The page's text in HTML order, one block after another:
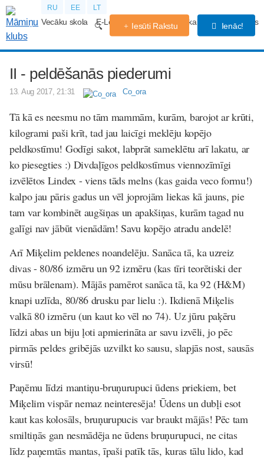
RU EE LT
Vecāku skola E-Lekcijas Grūtniecības kalendārs Forums
Iesūti Rakstu Ienāc!
II - peldēšanās piederumi
13. Aug 2017, 21:31 Co_ora
Tā kā es neesmu no tām mammām, kurām, barojot ar krūti,
kilogrami paši krīt, tad jau laicīgi meklēju kopējo
peldkostīmu! Godīgi sakot, labprāt sameklētu arī lakatu, ar
ko piesegties :) Divdaļīgos peldkostīmus viennozīmīgi
izvēlētos Lindex - viens tāds melns (kas gaida veco formu!)
kalpo jau pāris gadus un vēl joprojām liekas kā jauns, pie
tam var kombinēt augšiņas un apakšiņas, kurām tagad nu
galīgi nav jābūt vienādām! Savu kopējo atradu andelē!
Arī Miķelim peldenes noandelēju. Sanāca tā, ka uzreiz
divas - 80/86 izmēru un 92 izmēru (kas tīri teorētiski der
mūsu brālenam). Mājās pamērot sanāca tā, ka 92 (H&M)
knapi uzlīda, 80/86 drusku par lielu :). Ikdienā Miķelis
valkā 80 izmēru (un kaut ko vēl no 74). Uz jūru paķēru
līdzi abas un biju ļoti apmierināta ar savu izvēli, jo pēc
pirmās peldes gribējās uzvilkt ko sausu, slapjās nost, sausās
virsū!
Paņēmu līdzi mantiņu-bruņurupuci ūdens priekiem, bet
Miķelim vispār nemaz neinteresēja! Ūdens un dubļi esot
kaut kas kolosāls, bruņurupucis var braukt mājās! Pēc tam
smiltiņās gan nesmādēja ne ūdens bruņurupuci, ne citas
līdz paņemtās mantas, īpaši patīk tās, kuras tālu lido, kad